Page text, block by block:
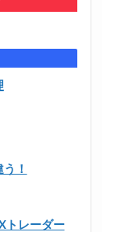
！
トレーダー